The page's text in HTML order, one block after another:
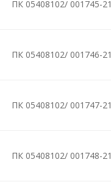
ПК 05408102/ 001745-21
ПК 05408102/ 001746-21
ПК 05408102/ 001747-21
ПК 05408102/ 001748-21